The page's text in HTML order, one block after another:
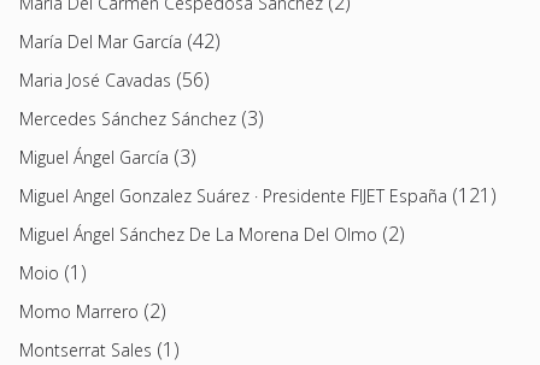
María Del Mar García (42)
Maria José Cavadas (56)
Mercedes Sánchez Sánchez (3)
Miguel Ángel García (3)
Miguel Angel Gonzalez Suárez · Presidente FIJET España (121)
Miguel Ángel Sánchez De La Morena Del Olmo (2)
Moio (1)
Momo Marrero (2)
Montserrat Sales (1)